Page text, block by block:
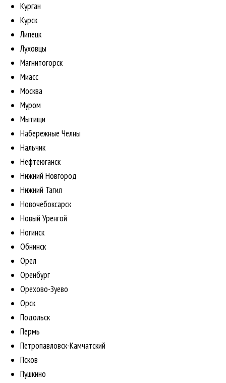
Курган
Курск
Липецк
Луховцы
Магнитогорск
Миасс
Москва
Муром
Мытищи
Набережные Челны
Нальчик
Нефтеюганск
Нижний Новгород
Нижний Тагил
Новочебоксарск
Новый Уренгой
Ногинск
Обнинск
Орел
Оренбург
Орехово-Зуево
Орск
Подольск
Пермь
Петропавловск-Камчатский
Псков
Пушкино